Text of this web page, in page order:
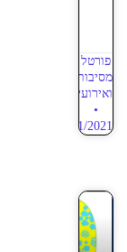
פורטל
מסיבות
ואירועים
03/11/2021